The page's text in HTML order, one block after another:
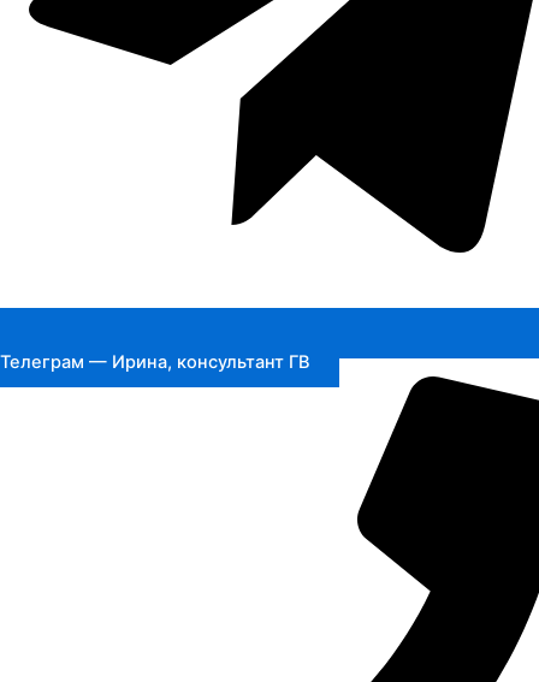
Телеграм — Ирина, консультант ГВ